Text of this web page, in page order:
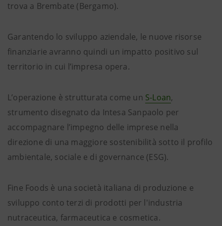
trova a Brembate (Bergamo).
Garantendo lo sviluppo aziendale, le nuove risorse
finanziarie avranno quindi un impatto positivo sul
territorio in cui l’impresa opera.
L’operazione è strutturata come un S-Loan,
strumento disegnato da Intesa Sanpaolo per
accompagnare l’impegno delle imprese nella
direzione di una maggiore sostenibilità sotto il profilo
ambientale, sociale e di governance (ESG).
Fine Foods è una società italiana di produzione e
sviluppo conto terzi di prodotti per l'industria
nutraceutica, farmaceutica e cosmetica.